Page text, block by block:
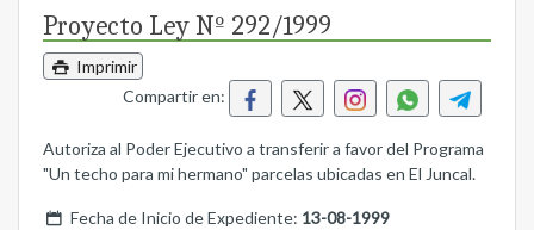
Proyecto Ley Nº 292/1999
Imprimir
Compartir en:
Autoriza al Poder Ejecutivo a transferir a favor del Programa
"Un techo para mi hermano" parcelas ubicadas en El Juncal.
Fecha de Inicio de Expediente: 13-08-1999